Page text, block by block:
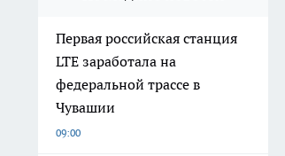
Первая российская станция
LTE заработала на
федеральной трассе в
Чувашии
09:00